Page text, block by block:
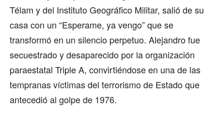
Télam y del Instituto Geográfico Militar, salió de su
casa con un “Esperame, ya vengo” que se
transformó en un silencio perpetuo. Alejandro fue
secuestrado y desaparecido por la organización
paraestatal Triple A, convirtiéndose en una de las
tempranas víctimas del terrorismo de Estado que
antecedió al golpe de 1976.